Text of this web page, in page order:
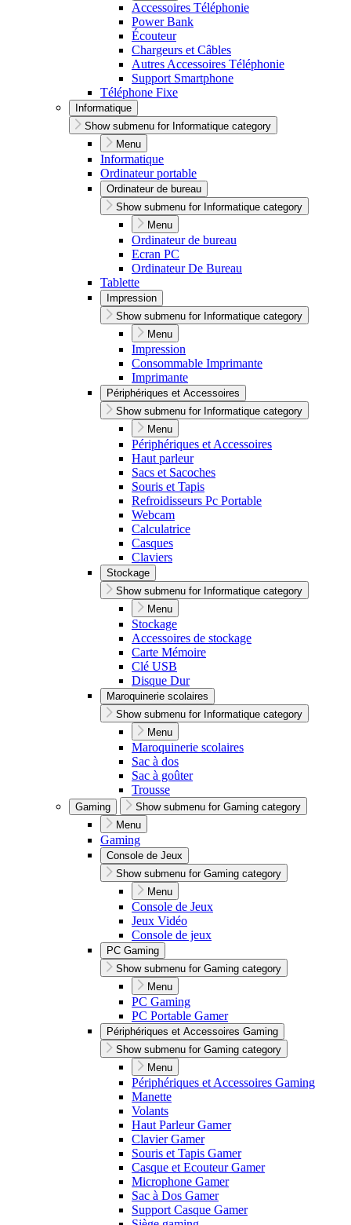
Accessoires Téléphonie
Power Bank
Écouteur
Chargeurs et Câbles
Autres Accessoires Téléphonie
Support Smartphone
Téléphone Fixe
Informatique
Show submenu for Informatique category
Menu
Informatique
Ordinateur portable
Ordinateur de bureau
Show submenu for Informatique category
Menu
Ordinateur de bureau
Ecran PC
Ordinateur De Bureau
Tablette
Impression
Show submenu for Informatique category
Menu
Impression
Consommable Imprimante
Imprimante
Périphériques et Accessoires
Show submenu for Informatique category
Menu
Périphériques et Accessoires
Haut parleur
Sacs et Sacoches
Souris et Tapis
Refroidisseurs Pc Portable
Webcam
Calculatrice
Casques
Claviers
Stockage
Show submenu for Informatique category
Menu
Stockage
Accessoires de stockage
Carte Mémoire
Clé USB
Disque Dur
Maroquinerie scolaires
Show submenu for Informatique category
Menu
Maroquinerie scolaires
Sac à dos
Sac à goûter
Trousse
Gaming
Show submenu for Gaming category
Menu
Gaming
Console de Jeux
Show submenu for Gaming category
Menu
Console de Jeux
Jeux Vidéo
Console de jeux
PC Gaming
Show submenu for Gaming category
Menu
PC Gaming
PC Portable Gamer
Périphériques et Accessoires Gaming
Show submenu for Gaming category
Menu
Périphériques et Accessoires Gaming
Manette
Volants
Haut Parleur Gamer
Clavier Gamer
Souris et Tapis Gamer
Casque et Ecouteur Gamer
Microphone Gamer
Sac à Dos Gamer
Support Casque Gamer